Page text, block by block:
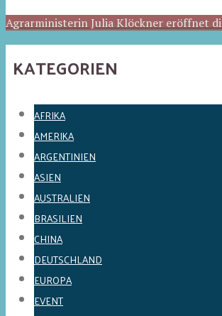
Agrarministerin Julia Klöckner eröffnet
KATEGORIEN
AFRIKA
AMERIKA
ARGENTINIEN
ASIEN
AUSTRALIEN
BRASILIEN
CHINA
DEUTSCHLAND
EUROPA
EVENT